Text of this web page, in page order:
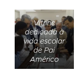
Vitrine
dedicada à
vida escolar
de Pai
Américo